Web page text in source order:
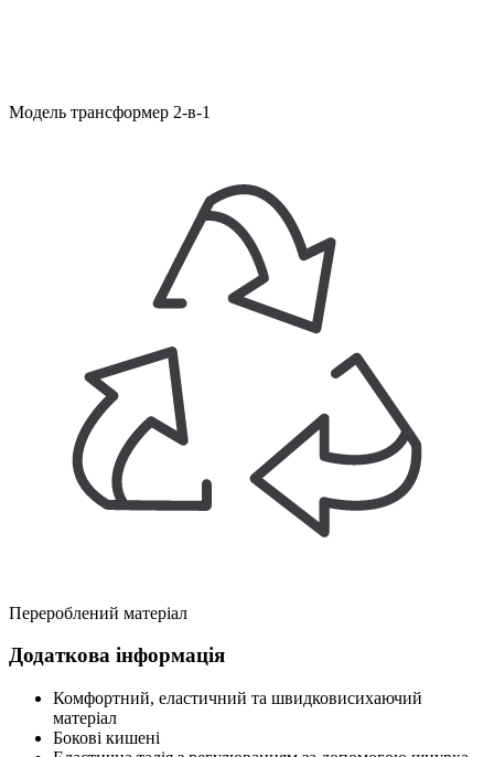
Модель трансформер 2-в-1
Перероблений матеріал
Додаткова інформація
Комфортний, еластичний та швидковисихаючий
матеріал
Бокові кишені